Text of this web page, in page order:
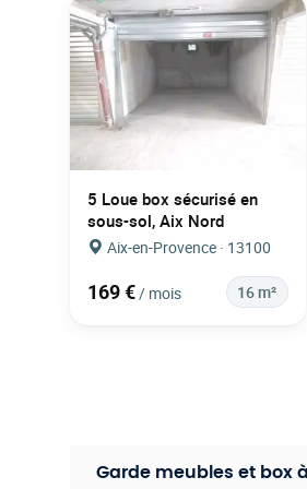
5 Loue box sécurisé en
sous-sol, Aix Nord
Aix-en-Provence · 13100
169 €/ mois 16 m²
Garde meubles et box